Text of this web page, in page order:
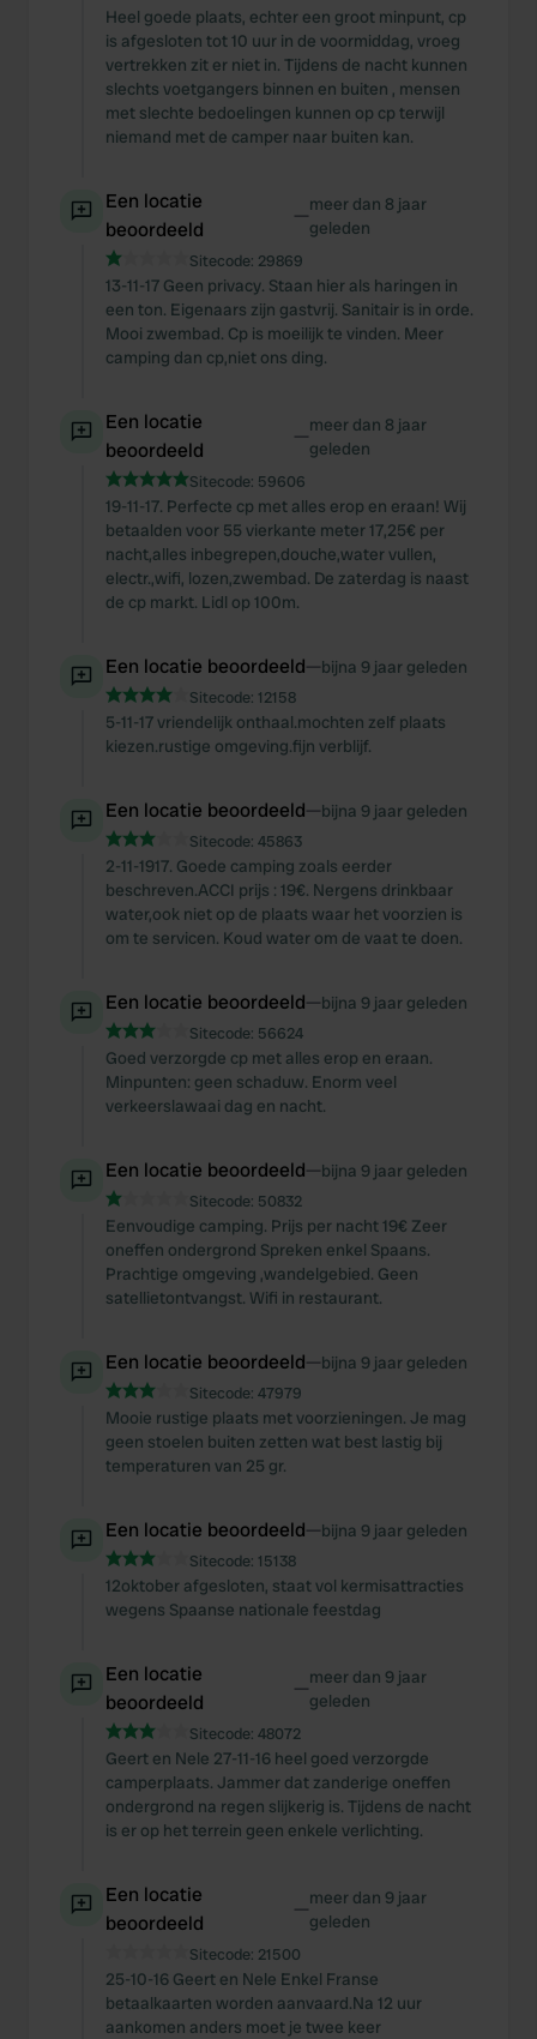
Heel goede plaats, echter een groot minpunt, cp
is afgesloten tot 10 uur in de voormiddag, vroeg
vertrekken zit er niet in. Tijdens de nacht kunnen
slechts voetgangers binnen en buiten , mensen
met slechte bedoelingen kunnen op cp terwijl
niemand met de camper naar buiten kan.
Een locatie
beoordeeld
—meer dan 8 jaar
geleden
Sitecode: 29869
13-11-17 Geen privacy. Staan hier als haringen in
een ton. Eigenaars zijn gastvrij. Sanitair is in orde.
Mooi zwembad. Cp is moeilijk te vinden. Meer
camping dan cp,niet ons ding.
Een locatie
beoordeeld
—meer dan 8 jaar
geleden
Sitecode: 59606
19-11-17. Perfecte cp met alles erop en eraan! Wij
betaalden voor 55 vierkante meter 17,25€ per
nacht,alles inbegrepen,douche,water vullen,
electr.,wifi, lozen,zwembad. De zaterdag is naast
de cp markt. Lidl op 100m.
Een locatie beoordeeld—bijna 9 jaar geleden
Sitecode: 12158
5-11-17 vriendelijk onthaal.mochten zelf plaats
kiezen.rustige omgeving.fijn verblijf.
Een locatie beoordeeld—bijna 9 jaar geleden
Sitecode: 45863
2-11-1917. Goede camping zoals eerder
beschreven.ACCI prijs : 19€. Nergens drinkbaar
water,ook niet op de plaats waar het voorzien is
om te servicen. Koud water om de vaat te doen.
Een locatie beoordeeld—bijna 9 jaar geleden
Sitecode: 56624
Goed verzorgde cp met alles erop en eraan.
Minpunten: geen schaduw. Enorm veel
verkeerslawaai dag en nacht.
Een locatie beoordeeld—bijna 9 jaar geleden
Sitecode: 50832
Eenvoudige camping. Prijs per nacht 19€ Zeer
oneffen ondergrond Spreken enkel Spaans.
Prachtige omgeving ,wandelgebied. Geen
satellietontvangst. Wifi in restaurant.
Een locatie beoordeeld—bijna 9 jaar geleden
Sitecode: 47979
Mooie rustige plaats met voorzieningen. Je mag
geen stoelen buiten zetten wat best lastig bij
temperaturen van 25 gr.
Een locatie beoordeeld—bijna 9 jaar geleden
Sitecode: 15138
12oktober afgesloten, staat vol kermisattracties
wegens Spaanse nationale feestdag
Een locatie
beoordeeld
—meer dan 9 jaar
geleden
Sitecode: 48072
Geert en Nele 27-11-16 heel goed verzorgde
camperplaats. Jammer dat zanderige oneffen
ondergrond na regen slijkerig is. Tijdens de nacht
is er op het terrein geen enkele verlichting.
Een locatie
beoordeeld
—meer dan 9 jaar
geleden
Sitecode: 21500
25-10-16 Geert en Nele Enkel Franse
betaalkaarten worden aanvaard.Na 12 uur
aankomen anders moet je twee keer